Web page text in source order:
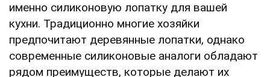
именно силиконовую лопатку для вашей
кухни. Традиционно многие хозяйки
предпочитают деревянные лопатки, однако
современные силиконовые аналоги обладают
рядом преимуществ, которые делают их